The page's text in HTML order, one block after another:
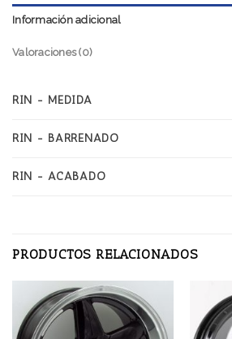
Información adicional
Valoraciones (0)
RIN - MEDIDA
RIN - BARRENADO
RIN - ACABADO
PRODUCTOS RELACIONADOS